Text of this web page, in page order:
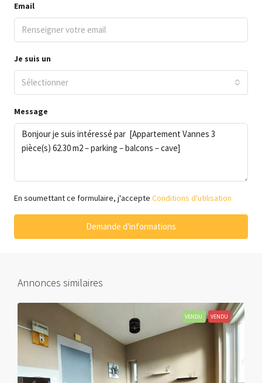
Email
Je suis un
Sélectionner
Message
En soumettant ce formulaire, j'accepte Conditions d'utilisation
Demande d'informations
Annonces similaires
VENDU VENDU